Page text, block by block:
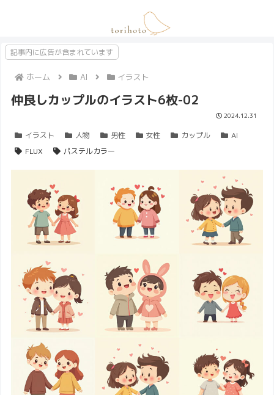
記事内に広告が含まれています
ホーム AI イラスト
仲良しカップルのイラスト6枚-02
2024.12.31
イラスト 人物 男性 女性 カップル
AI
FLUX
パステルカラー